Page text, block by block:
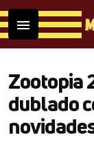
Zootopia
dublado